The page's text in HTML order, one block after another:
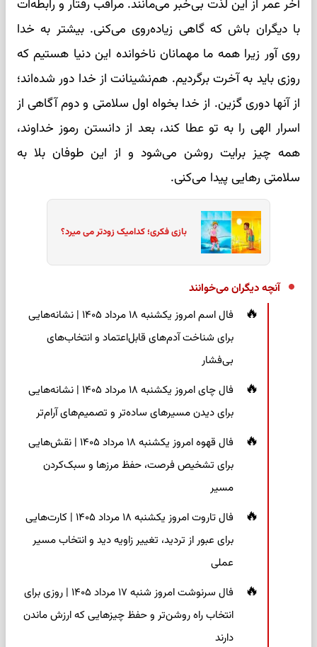
آخر عمر از این لذت بی‌خبر می‌مانند. مراقب رفتار و رابطه‌ات
با دیگران باش که گاهی زیاده‌روی می‌کنی. بیشتر به خدا
روی آور زیرا همه ما مهمانان ناخوانده این دنیا هستیم که
روزی باید به آخرت برگردیم. هم‌نشینانت از خدا دور شده‌اند؛
از آنها دوری گزین. از خدا بخواه اول سلامتی و دوم آگاهی از
اسرار الهی را به تو عطا کند، بعد از دانستن رموز خداوند،
همه چیز برایت روشن می‌شود و از این طوفان بلا به
سلامتی رهایی پیدا می‌کنی.
بازی فکری؛ کدامیک زودتر می میرد؟
آنچه دیگران می‌خوانند
فال اسم امروز یکشنبه ۱۸ مرداد ۱۴۰۵ | نشانه‌هایی
برای شناخت آدم‌های قابل‌اعتماد و انتخاب‌های
بی‌فشار
فال چای امروز یکشنبه ۱۸ مرداد ۱۴۰۵ | نشانه‌هایی
برای دیدن مسیرهای ساده‌تر و تصمیم‌های آرام‌تر
فال قهوه امروز یکشنبه ۱۸ مرداد ۱۴۰۵ | نقش‌هایی
برای تشخیص فرصت، حفظ مرزها و سبک‌کردن
مسیر
فال تاروت امروز یکشنبه ۱۸ مرداد ۱۴۰۵ | کارت‌هایی
برای عبور از تردید، تغییر زاویه دید و انتخاب مسیر
عملی
فال سرنوشت امروز شنبه ۱۷ مرداد ۱۴۰۵ | روزی برای
انتخاب راه روشن‌تر و حفظ چیزهایی که ارزش ماندن
دارند